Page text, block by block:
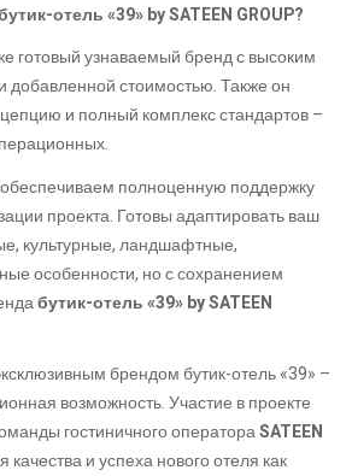
отель «39» by SATEEN GROUP?
готовый узнаваемый бренд с высоким
добавленной стоимостью. Также он
и полный комплекс стандартов –
полноценную поддержку
проекта. Готовы адаптировать ваш
культурные, ландшафтные,
особенности, но с сохранением
бутик-отель «39» by SATEEN
брендом бутик-отель «39» –
возможность. Участие в проекте
гостиничного оператораSATEEN
качества и успеха нового отеля как